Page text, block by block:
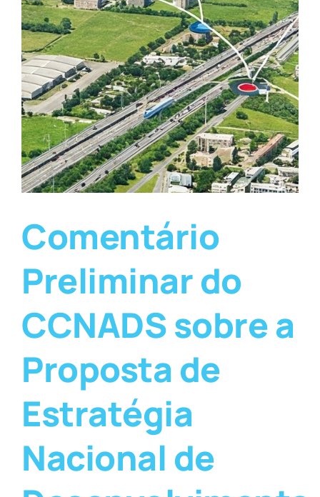
Comentário
Preliminar do
CCNADS sobre a
Proposta de
Estratégia
Nacional de